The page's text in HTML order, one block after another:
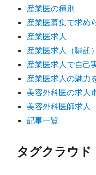
産業医の種別
産業医募集で求め
産業医求人
産業医求人（嘱託
産業医求人で自己
産業医求人の魅力
美容外科医の求人
美容外科医師求人
記事一覧
タグクラウド